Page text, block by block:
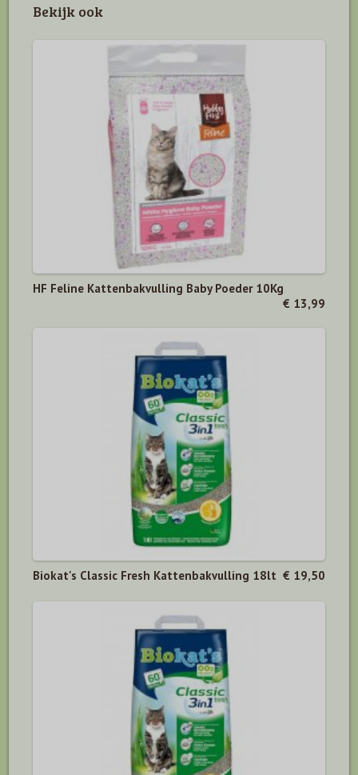
Bekijk ook
HF Feline Kattenbakvulling Baby Poeder 10Kg
€ 13,99
Biokat's Classic Fresh Kattenbakvulling 18lt € 19,50